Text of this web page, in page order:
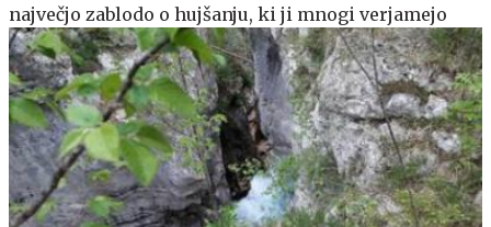
največjo zablodo o hujšanju, ki ji mnogi verjamejo